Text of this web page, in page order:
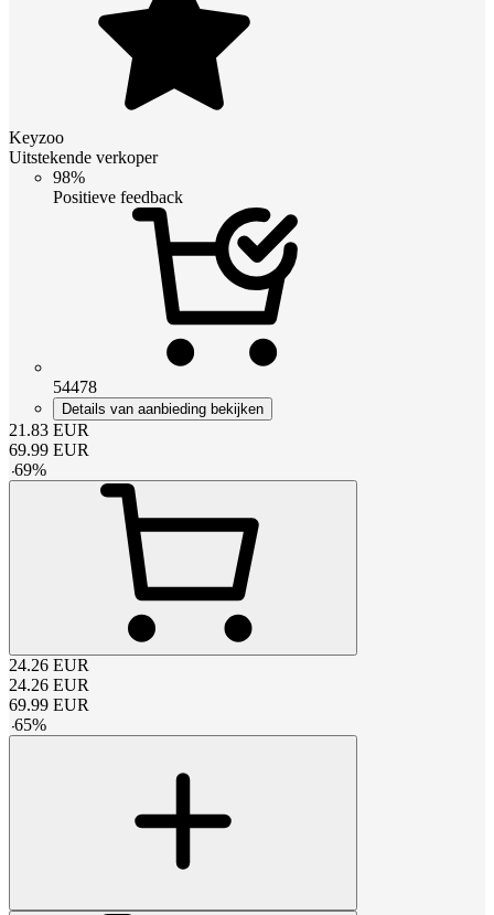
Keyzoo
Uitstekende verkoper
98%
Positieve feedback
54478
Details van aanbieding bekijken
21.83 EUR
69.99 EUR
-69%
24.26 EUR
24.26 EUR
69.99 EUR
-65%